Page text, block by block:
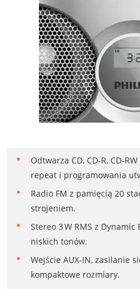
Odtwarza CD, CD‑R,
repeat i programowania
Radio FM z pamięcią 20
strojeniem.
Stereo 3 W RMS z
niskich tonów.
Wejście AUX‑IN, zasilanie
kompaktowe rozmiary.